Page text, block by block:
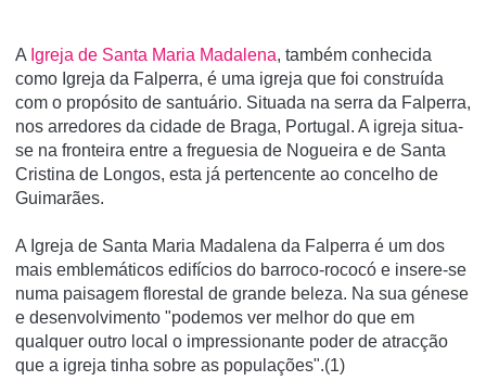
A Igreja de Santa Maria Madalena, também conhecida
como Igreja da Falperra, é uma igreja que foi construí­da
com o propósito de santuário. Situada na serra da Falperra,
nos arredores da cidade de Braga, Portugal. A igreja situa-
se na fronteira entre a freguesia de Nogueira e de Santa
Cristina de Longos, esta já pertencente ao concelho de
Guimarães.
A Igreja de Santa Maria Madalena da Falperra é um dos
mais emblemáticos edifícios do barroco-rococó e insere-se
numa paisagem florestal de grande beleza. Na sua génese
e desenvolvimento "podemos ver melhor do que em
qualquer outro local o impressionante poder de atracção
que a igreja tinha sobre as populações".(1)